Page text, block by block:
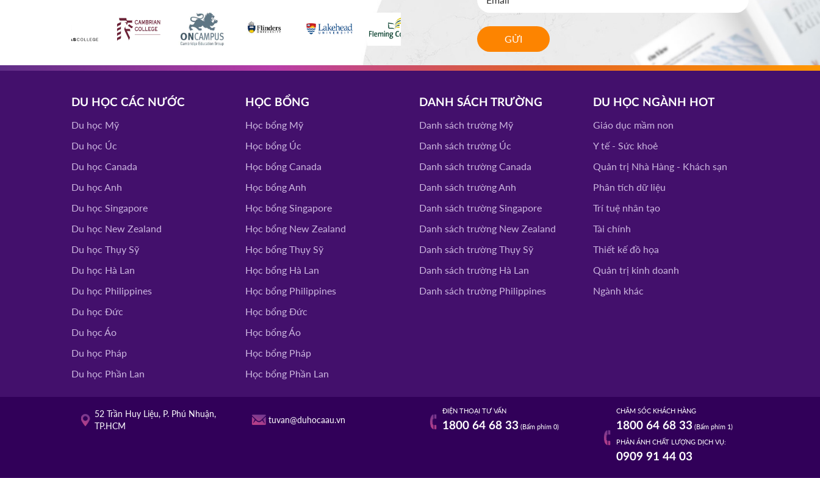
GỬI
DU HỌC CÁC NƯỚC
Du học Mỹ
Du học Úc
Du học Canada
Du học Anh
Du học Singapore
Du học New Zealand
Du học Thụy Sỹ
Du học Hà Lan
Du học Philippines
Du học Đức
Du học Áo
Du học Pháp
Du học Phần Lan
HỌC BỔNG
Học bổng Mỹ
Học bổng Úc
Học bổng Canada
Học bổng Anh
Học bổng Singapore
Học bổng New Zealand
Học bổng Thụy Sỹ
Học bổng Hà Lan
Học bổng Philippines
Học bổng Đức
Học bổng Áo
Học bổng Pháp
Học bổng Phần Lan
DANH SÁCH TRƯỜNG
Danh sách trường Mỹ
Danh sách trường Úc
Danh sách trường Canada
Danh sách trường Anh
Danh sách trường Singapore
Danh sách trường New Zealand
Danh sách trường Thụy Sỹ
Danh sách trường Hà Lan
Danh sách trường Philippines
DU HỌC NGÀNH HOT
Giáo dục mầm non
Y tế - Sức khoẻ
Quản trị Nhà Hàng - Khách sạn
Phân tích dữ liệu
Trí tuệ nhân tạo
Tài chính
Thiết kế đồ họa
Quản trị kinh doanh
Ngành khác
52 Trần Huy Liệu, P. Phú Nhuận,
TP.HCM
tuvan@duhocaau.vn
ĐIỆN THOẠI TƯ VẤN
1800 64 68 33 (Bấm phím 0)
CHĂM SÓC KHÁCH HÀNG
1800 64 68 33 (Bấm phím 1)
PHẢN ÁNH CHẤT LƯỢNG DỊCH VỤ:
0909 91 44 03